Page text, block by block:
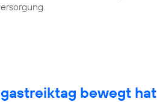
bewegt hat